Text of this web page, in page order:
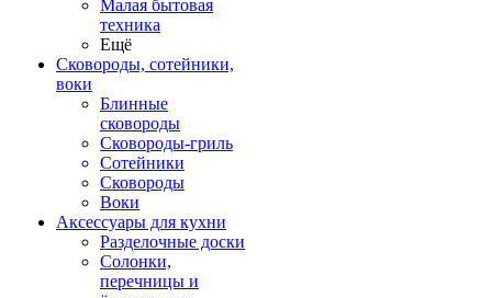
Малая бытовая
техника
Ещё
Сковороды, сотейники,
воки
Блинные
сковороды
Сковороды-гриль
Сотейники
Сковороды
Воки
Аксессуары для кухни
Разделочные доски
Солонки,
перечницы и